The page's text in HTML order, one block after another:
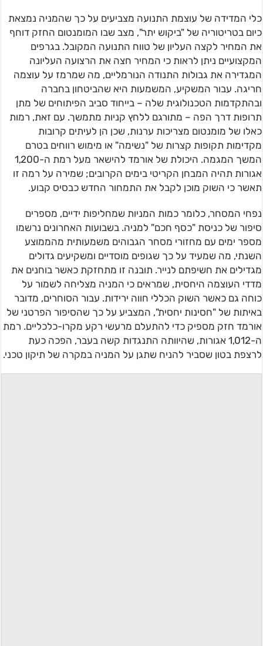
כלי המדידה של עוצמת התנועה מצביעים על כך שהמניה נמצאת
כיום בטריטוריה של "ביקוש יתר", מצב שבו המומנטום החזק דוחף
את המחיר לקצה העליון של טווח התנועה המקובל. בגרפים
המקצועיים ניתן לראות כי המחיר חצה את הרצועה העליונה
המגדירה את גבולות התנודה הנורמליים, מה שמרמז על עוצמה
חריגה. עבור המשקיע, המשמעות היא שהביטחון בחברה
ובהתקדמות הטכנולוגית שלה – בייחוד סביב הפיתוחים של מתן
תרופות דרך הפה – מתורגם ללחץ קניות מתמשך. עם זאת, רמות
כאלו של מומנטום מצריכות ערנות, שכן הן לעיתים קרובות
מקדימות תקופות קצרות של "נשימה" או מימוש רווחים בטרם
המשך המגמה. היכולת של אורמד להישאר מעל רמת ה-1,200
אגורות תהיה המבחן הקריטי בימים הקרובים; שמירה על רמה זו
תאשר כי השוק מוכן לקבל את התמחור החדש כבסיס קבוע.
נפחי המסחר, כלומר כמות המניות שמחליפות ידיים, מספרים
סיפור של כניסת "כסף חכם" למניה. בשבועות האחרונים נרשמו
מספר ימים עם מחזורי מסחר הגבוהים משמעותית מהממוצע
השנתי, מה שמעיד על כך שגופים מוסדיים ומשקיעים גדולים
מגדילים את חשיפתם לנייר. תובנה זו מתחזקת כאשר בוחנים את
מדדי העוצמה היחסית, שמראים כי המניה מצליחה לשמור על
כוחה גם כאשר השוק הכללי חווה ירידות. עבור הסוחרים, מדובר
באיתות של "חסינות יחסית", המצביע על כך שהסיפור הפרטני של
אורמד חזק מספיק כדי להתעלם מרעשי רקע מקרו-כלכליים. רמת
ה-1,012 אגורות, שהיוותה התנגדות קשה בעבר, הפכה כעת
לרצפת בטון שסביר להניח שתגן על המניה במקרה של תיקון טכני.